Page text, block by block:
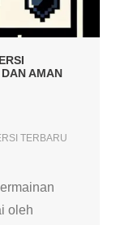
AMAN
TERBARU
oleh